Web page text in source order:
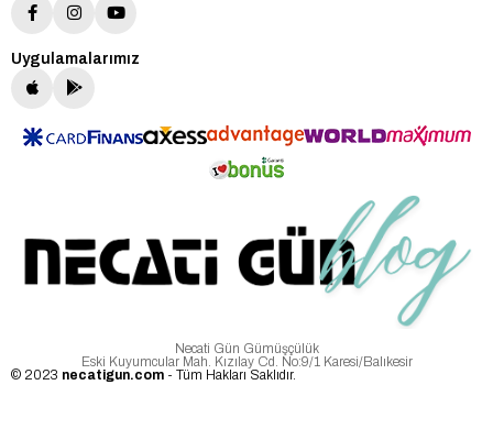
Uygulamalarımız
Necati Gün Gümüşçülük
Eski Kuyumcular Mah. Kızılay Cd. No:9/1 Karesi/Balıkesir
© 2023 necatigun.com - Tüm Hakları Saklıdır.